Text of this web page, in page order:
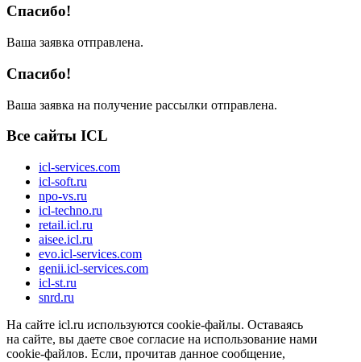
Спасибо!
Ваша заявка отправлена.
Спасибо!
Ваша заявка на получение рассылки отправлена.
Все сайты ICL
icl-services.com
icl-soft.ru
npo-vs.ru
icl-techno.ru
retail.icl.ru
aisee.icl.ru
evo.icl-services.com
genii.icl-services.com
icl-st.ru
snrd.ru
На сайте icl.ru используются cookie-файлы. Оставаясь
на сайте, вы даете свое согласие на использование нами
cookie-файлов. Если, прочитав данное сообщение,